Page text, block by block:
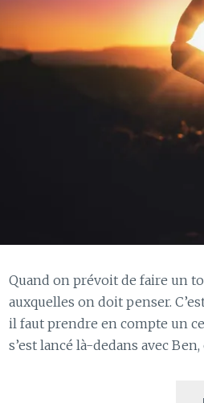
Quand on prévoit de faire un
auxquelles on doit penser.
il faut prendre en compte un
s’est lancé là-dedans avec